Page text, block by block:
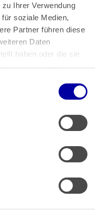
Ihrer Verwendung
soziale Medien,
Partner führen diese
Daten
haben oder die sie
gesammelt haben.